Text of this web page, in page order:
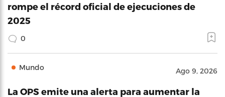
rompe el récord oficial de ejecuciones de
2025
0
Mundo Ago 9, 2026
La OPS emite una alerta para aumentar la